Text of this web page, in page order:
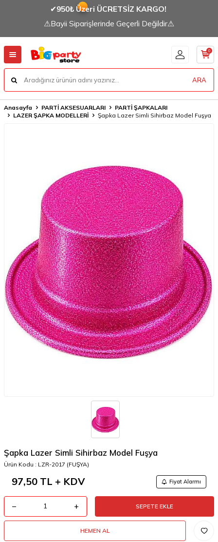
✔950₺ Üzeri ÜCRETSİZ KARGO!
⚠Bayii Siparişlerinde Geçerli Değildir⚠
ARA
0
Anasayfa PARTİ AKSESUARLARI
PARTİ ŞAPKALARI
LAZER ŞAPKA MODELLERİ
Şapka Lazer Simli Sihirbaz Model Fuşya
Şapka Lazer Simli Sihirbaz Model Fuşya
Ürün Kodu : LZR-2017 (FUŞYA)
97,50 TL + KDV Fiyat Alarmı
SEPETE EKLE
HEMEN AL